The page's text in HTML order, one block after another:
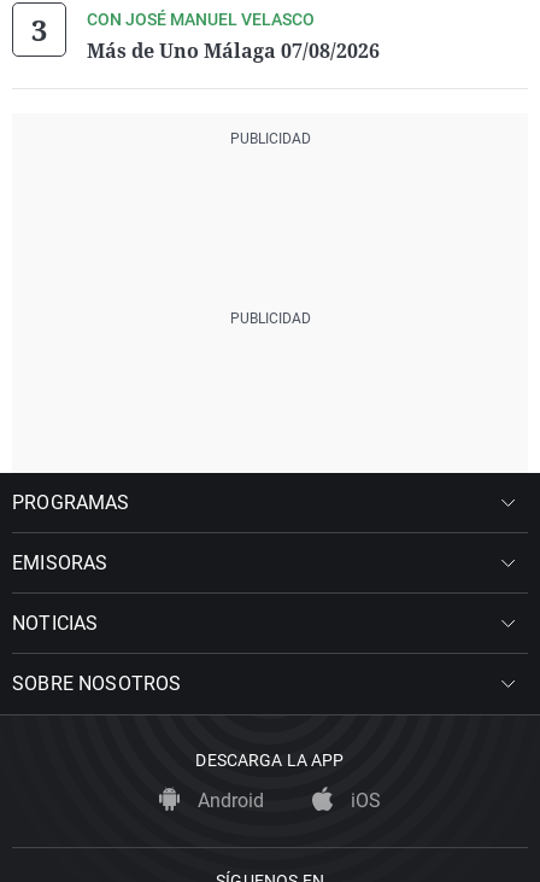
CON JOSÉ MANUEL VELASCO
Más de Uno Málaga 07/08/2026
PROGRAMAS
EMISORAS
NOTICIAS
SOBRE NOSOTROS
DESCARGA LA APP
Android iOS